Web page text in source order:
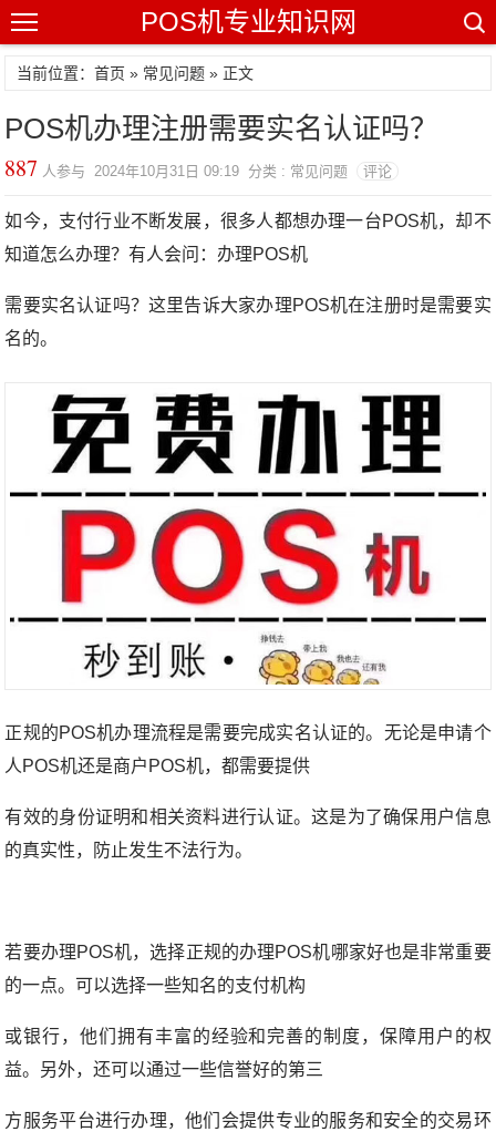
POS机专业知识网
当前位置：首页 » 常见问题 » 正文
POS机办理注册需要实名认证吗？
887 人参与 2024年10月31日 09:19 分类 : 常见问题 评论
如今，支付行业不断发展，很多人都想办理一台POS机，却不
知道怎么办理？有人会问：办理POS机
需要实名认证吗？这里告诉大家办理POS机在注册时是需要实
名的。
正规的POS机办理流程是需要完成实名认证的。无论是申请个
人POS机还是商户POS机，都需要提供
有效的身份证明和相关资料进行认证。这是为了确保用户信息
的真实性，防止发生不法行为。
若要办理POS机，选择正规的办理POS机哪家好也是非常重要
的一点。可以选择一些知名的支付机构
或银行，他们拥有丰富的经验和完善的制度，保障用户的权
益。另外，还可以通过一些信誉好的第三
方服务平台进行办理，他们会提供专业的服务和安全的交易环